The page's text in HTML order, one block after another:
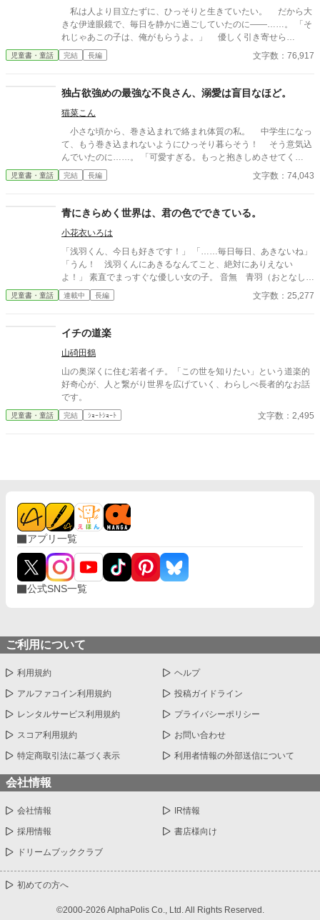
展開上設定しているものです。 ―――――――――――――――
―――――――――――――――――― 表紙のイラストは「ノー
コピーライトガール」様からお借りしました。 https://fromtheasi
私は人より目立たずに、ひっそりと生きていたい。 だから大
きな伊達眼鏡で、毎日を静かに過ごしていたのに――……。 「そ
れじゃあこの子は、俺がもらうよ。」 優しく引き寄せら
れ、“王子様”の腕の中に閉じ込められ。 ……これは一体どうい
う状況なんですか!? 静かな場所が好きで大人しめな地味子ちゃ
ゆい） × 文武両道な学園の王子様 実は、好きな子を誰より
も独り占めしたがり……？ 氷堂秦斗（ひょうどうかなと） 最
初は【仮】のはずだった。 「結衣さん……って呼んでもいい？
だから、俺のことも名前で呼んでほしいな。」 「さっきので嫉妬
したから、ちょっとだけ抱きしめられてて。」 「俺は前から結衣
さんのことが好きだったし、 今もどうしようもないくらい好き
れていた。
児童書・童話 完結 長編 文字数：76,917
独占欲強めの最強な不良さん、溺愛は盲目なほど。
猫菜こん
小さな頃から、巻き込まれで絡まれ体質の私。 中学生になっ
て、もう巻き込まれないようにひっそり暮らそう！ そう意気込
んでいたのに……。 「可愛すぎる。もっと抱きしめさせてく
れ。」 私、最強の不良さんに見初められちゃったみたいです。
巻き込まれ体質の不憫な中学生 ふわふわしているけど、しっ
な力とセンスを持つ、負け知らずの最強不良 和凜以外に容赦が
してか私にくっつくイケメンさん。 彼曰く、私に一目惚れした
らしく……？ 「おい、俺の和凜に何しやがる。」 「お前が無事な
ら、もうそれでいい……っ。」 「この世に存在している言葉だけ
じゃ表せないくらい、愛している。」 王道で溺愛、甘すぎる恋
児童書・童話 完結 長編 文字数：74,043
青にきらめく世界は、君の色でできている。
小花衣いろは
「浅羽くん、今日も好きです！」 「……毎日毎日、あきないね」
「うん！ 浅羽くんにあきるなんてこと、絶対にありえない
よ！」 素直でまっすぐな優しい女の子。 音無 青羽（おとなし
あおば） × 愛想もなく素行も悪いクールイケメン。 浅羽 蒼空
（あさば そら） 陽だまりのような笑顔でまっすぐ思いを伝えて
ある秘密を抱えていて……。 これは、悲しい事故とやさしい神様
児童書・童話 連載中 長編 文字数：25,277
イチの道楽
山碕田鶴
山の奥深くに住む若者イチ。「この世を知りたい」という道楽的
好奇心が、人と繋がり世界を広げていく、わらしべ長者的なお話
です。
児童書・童話 完結 ｼｮｰﾄｼｮｰﾄ 文字数：2,495
アプリ一覧
公式SNS一覧
ご利用について
利用規約 ヘルプ
アルファコイン利用規約 投稿ガイドライン
レンタルサービス利用規約 プライバシーポリシー
スコア利用規約 お問い合わせ
特定商取引法に基づく表示 利用者情報の外部送信について
会社情報
会社情報 IR情報
採用情報 書店様向け
ドリームブッククラブ
初めての方へ
©2000-2026 AlphaPolis Co., Ltd. All Rights Reserved.